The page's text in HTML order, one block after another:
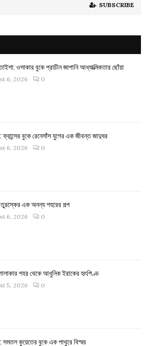
SUBSCRIBE
ওসাকার বুকে প্রাচীন জাপানি আধ্যাত্মিকতার ছোঁয়া
6, 2026 0
ফ্রান্সের বুকে রেনেসাঁস যুগের এক জীবন্ত জাদুঘর
6, 2026 0
এক অনন্য শহরের গল্প
6, 2026 0
শহর থেকে আধুনিক ইরাকের হৃৎপিণ্ড
5, 2026 0
সমতল কুয়েতের বুকে এক পাথুরে বিস্ময়